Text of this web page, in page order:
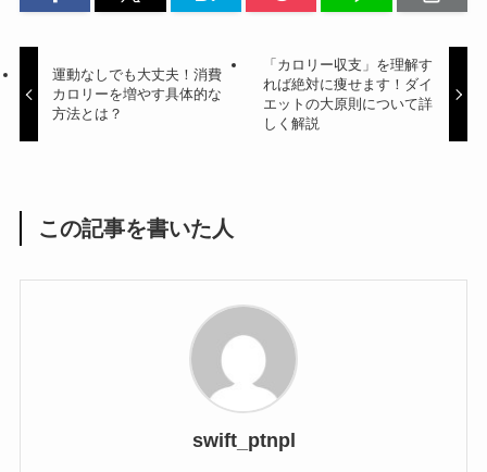
運動なしでも大丈夫！消費
カロリーを増やす具体的な
方法とは？
「カロリー収支」を理解す
れば絶対に痩せます！ダイ
エットの大原則について詳
しく解説
この記事を書いた人
swift_ptnpl